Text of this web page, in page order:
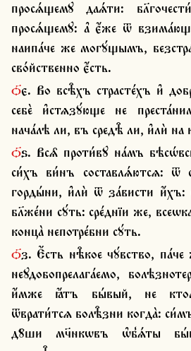
просѧ́щемꙋ даѧ́ти:
просѧ́щемꙋ: а҆ є҆́же ѿ
наипа́че же могꙋ́щымъ,
сво́йственно є҆́сть.
ѻ҃є. Во всѣ̑хъ страсте́хъ и҆ добродѣ̑телехъ, са́мѣхъ
себѐ и҆стѧзꙋ́юще не
нача́лѣ ли, въ средѣ̑ ли, и҆лѝ на
ѻ҃ѕ. Всѧ̑ проти́вꙋ на́мъ бѣсѡ́вскїѧ бра̑ни, ѿ трїе́хъ
си́хъ ви́нъ составлѧ́ютсѧ: ѿ
горды́ни, и҆лѝ ѿ за́висти
бл҃же́ни сꙋ́ть: сре́днїи же,
конца̀ непотре́бни сꙋ́ть.
ѻ҃з. Є҆́сть нѣ̑кое чꙋ́вство, па́че же завѣща́нїе дꙋшѝ
неꙋдобопрелага́емо,
и҆́мже ꙗ҆́тъ бы́вый, не
ѿврати́тсѧ болѣ̑зни когда̀:
дꙋ̑ши мч҃нкѡвъ ѡ҆б̾ѧ́ты